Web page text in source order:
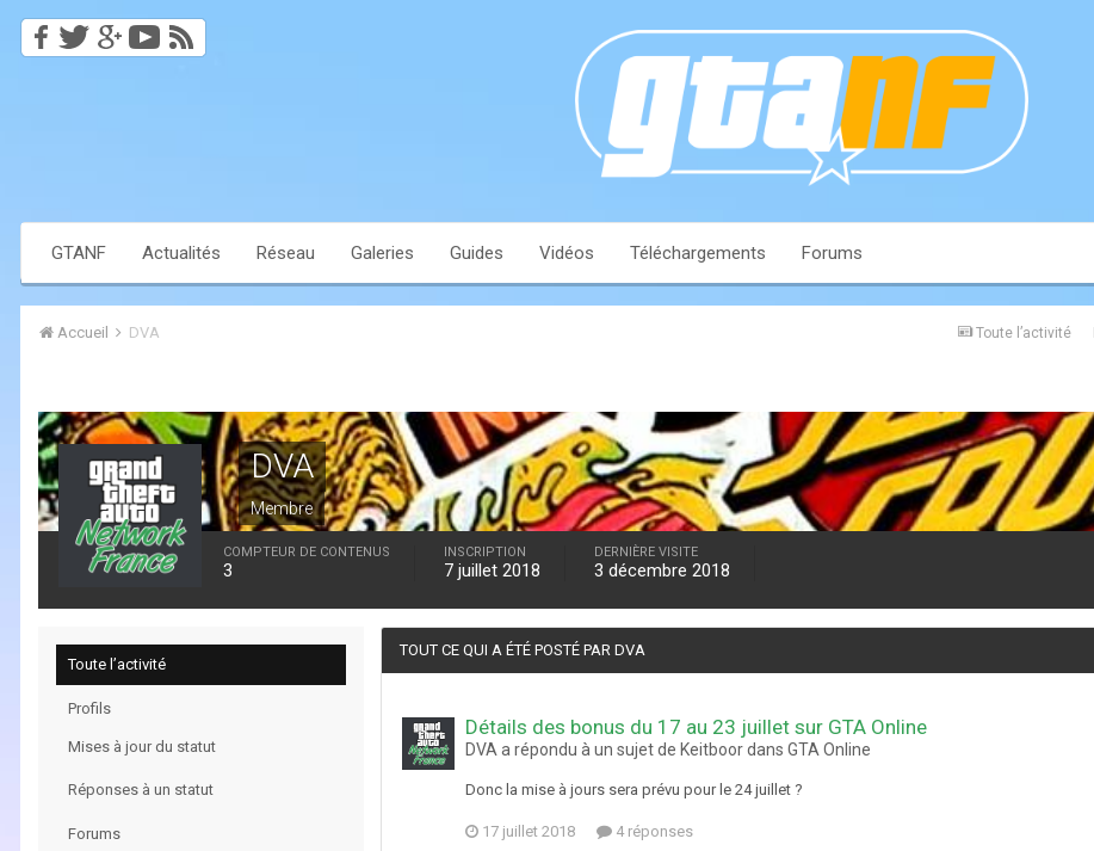
GTANF Actualités Réseau Galeries Guides Vidéos Téléchargements Forums
Toute l’activité
Accueil DVA
DVA
Membre
COMPTEUR DE CONTENUS
3
INSCRIPTION
7 juillet 2018
DERNIÈRE VISITE
3 décembre 2018
Toute l’activité
Profils
Mises à jour du statut
Réponses à un statut
Forums
TOUT CE QUI A ÉTÉ POSTÉ PAR DVA
Détails des bonus du 17 au 23 juillet sur GTA Online
DVA a répondu à un sujet de Keitboor dans GTA Online
Donc la mise à jours sera prévu pour le 24 juillet ?
17 juillet 2018 4 réponses